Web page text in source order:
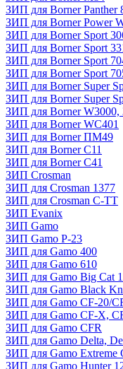
ЗИП для Borner Panther
ЗИП для Borner Power
ЗИП для Borner Sport
ЗИП для Borner Sport
ЗИП для Borner Sport
ЗИП для Borner Sport
ЗИП для Borner Super
ЗИП для Borner Super
ЗИП для Borner
ЗИП для Borner WC401
ЗИП для Borner ПМ49
ЗИП для Borner С11
ЗИП для Borner С41
ЗИП Crosman
ЗИП для Crosman 1377
ЗИП для Crosman C-TT
ЗИП Evanix
ЗИП Gamo
ЗИП Gamo P-23
ЗИП для Gamo 400
ЗИП для Gamo 610
ЗИП для Gamo Big Cat
ЗИП для Gamo Black
ЗИП для Gamo CF-20/
ЗИП для Gamo CF-X,
ЗИП для Gamo CFR
ЗИП для Gamo Delta,
ЗИП для Gamo Extreme
ЗИП для Gamo Hunter